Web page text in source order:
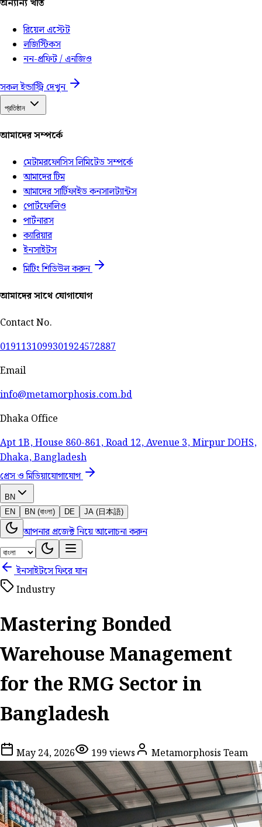
অন্যান্য খাত
রিয়েল এস্টেট
লজিস্টিকস
নন-প্রফিট / এনজিও
সকল ইন্ডাস্ট্রি দেখুন
প্রতিষ্ঠান
আমাদের সম্পর্কে
মেটামরফোসিস লিমিটেড সম্পর্কে
আমাদের টিম
আমাদের সার্টিফাইড কনসালট্যান্টস
পোর্টফোলিও
পার্টনারস
ক্যারিয়ার
ইনসাইটস
মিটিং শিডিউল করুন
আমাদের সাথে যোগাযোগ
Contact No.
0191131099301924572887
Email
info@metamorphosis.com.bd
Dhaka Office
Apt 1B, House 860-861, Road 12, Avenue 3, Mirpur DOHS,
Dhaka, Bangladesh
প্রেস ও মিডিয়াযোগাযোগ
BN
EN
BN (বাংলা) DE JA (日本語)
আপনার প্রজেক্ট নিয়ে আলোচনা করুন
ইনসাইটসে ফিরে যান
Industry
Mastering Bonded
Warehouse Management
for the RMG Sector in
Bangladesh
May 24, 2026 199 views Metamorphosis Team